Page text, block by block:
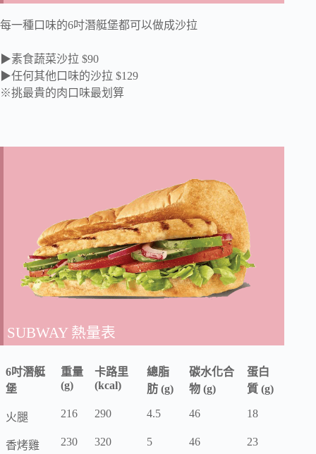
每一種口味的6吋潛艇堡都可以做成沙拉
▶素食蔬菜沙拉 $90
▶任何其他口味的沙拉 $129
※挑最貴的肉口味最划算
SUBWAY 熱量表
6吋潛艇
堡
重量
(g)
卡路里
(kcal)
總脂
肪 (g)
碳水化合
物 (g)
蛋白
質 (g)
火腿 216 290 4.5 46 18
香烤雞
230 320 5 46 23